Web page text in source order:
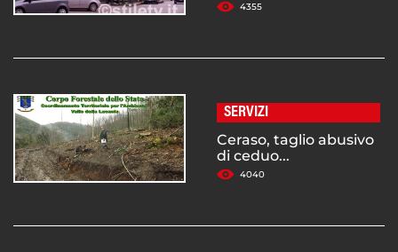
4355
SERVIZI
Ceraso, taglio abusivo
di ceduo...
4040